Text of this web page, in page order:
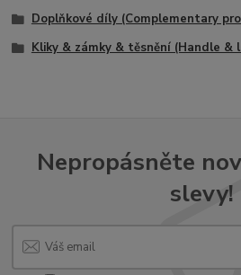
Doplňkové díly (Complementary
Kliky & zámky & těsnění (Handle &
Nepropásněte
slevy!